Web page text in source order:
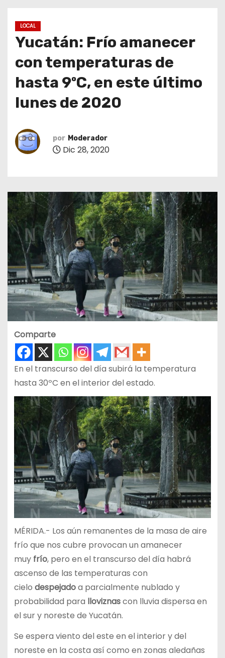
LOCAL
Yucatán: Frío amanecer
con temperaturas de
hasta 9ºC, en este último
lunes de 2020
por Moderador
Dic 28, 2020
Comparte
En el transcurso del día subirá la temperatura
hasta 30ºC en el interior del estado.
MÉRIDA.- Los aún remanentes de la masa de aire
frío que nos cubre provocan un amanecer
muy frío, pero en el transcurso del día habrá
ascenso de las temperaturas con
cielo despejadoa parcialmente nublado y
probabilidad para lloviznascon lluvia dispersa en
el sur y noreste de Yucatán.
Se espera viento del este en el interior y del
noreste en la costa así como en zonas aledañas